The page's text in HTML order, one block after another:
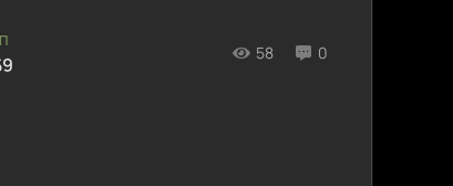
58 0